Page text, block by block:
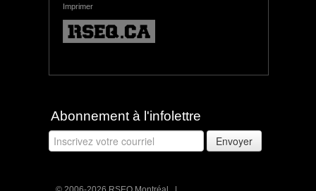
Imprimer
Abonnement à l'infolettre